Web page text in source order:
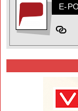
E-